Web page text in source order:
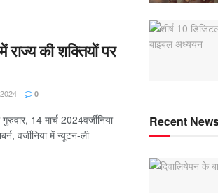
राज्य की शक्तियों पर
0
14 मार्च 2024वर्जीनिया
वर्जीनिया में न्यूटन-ली
Recent